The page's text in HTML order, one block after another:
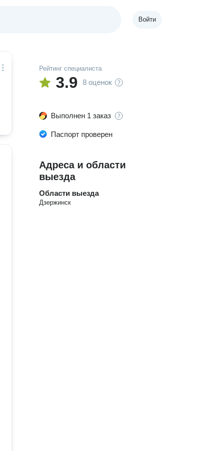
Войти
Рейтинг специалиста
3.9 8 оценок
Выполнен 1 заказ
Паспорт проверен
Адреса и области
выезда
Области выезда
Дзержинск